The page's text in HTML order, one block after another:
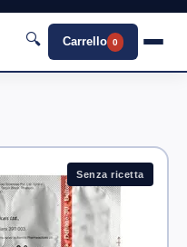
🔍 Carrello 0
Senza ricetta